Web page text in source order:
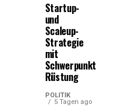
Startup-
und
Scaleup-
Strategie
mit
Schwerpunkt
Rüstung
POLITIK
5 Tagen ago